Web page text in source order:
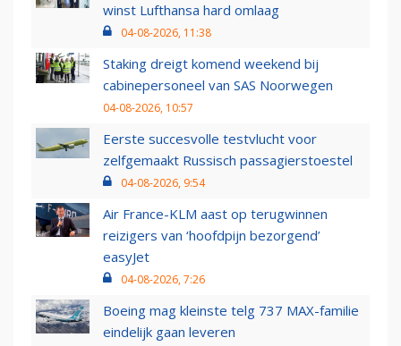
winst Lufthansa hard omlaag
04-08-2026, 11:38
Staking dreigt komend weekend bij
cabinepersoneel van SAS Noorwegen
04-08-2026, 10:57
Eerste succesvolle testvlucht voor
zelfgemaakt Russisch passagierstoestel
04-08-2026, 9:54
Air France-KLM aast op terugwinnen
reizigers van ‘hoofdpijn bezorgend’
easyJet
04-08-2026, 7:26
Boeing mag kleinste telg 737 MAX-familie
eindelijk gaan leveren